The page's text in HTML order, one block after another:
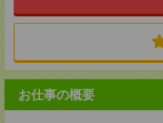
お仕事の概要